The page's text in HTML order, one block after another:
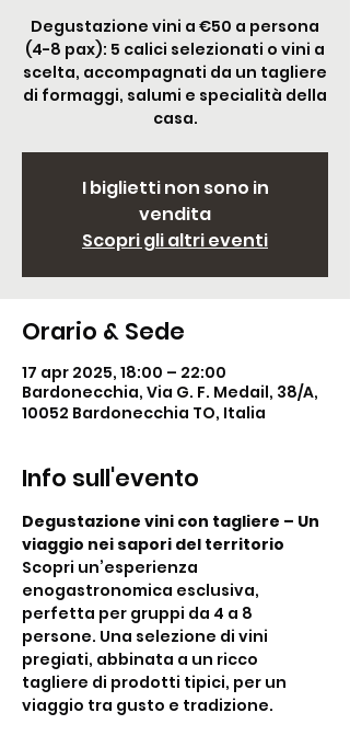
Degustazione vini a €50 a persona
(4-8 pax): 5 calici selezionati o vini a
scelta, accompagnati da un tagliere
di formaggi, salumi e specialità della
casa.
I biglietti non sono in
vendita
Scopri gli altri eventi
Orario & Sede
17 apr 2025, 18:00 – 22:00
Bardonecchia, Via G. F. Medail, 38/A,
10052 Bardonecchia TO, Italia
Info sull'evento
Degustazione vini con tagliere – Un
viaggio nei sapori del territorio
Scopri un’esperienza
enogastronomica esclusiva,
perfetta per gruppi da 4 a 8
persone. Una selezione di vini
pregiati, abbinata a un ricco
tagliere di prodotti tipici, per un
viaggio tra gusto e tradizione.